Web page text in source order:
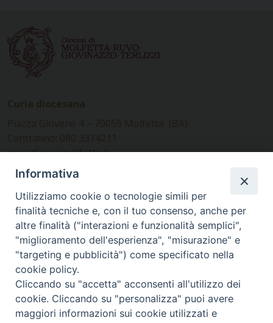
www.diocesimolfetta.it –
diocesimolfetta@pec.chiesacattolica.it
Ufficio Comunicazioni sociali
Piazza Giovene 4 – 70056 Molfetta (BA)
comunicazionisociali@diocesimolfetta.it
SEGUICI SU
Facebook
Instagram
X YouTube
Feed
Informativa
Utilizziamo cookie o tecnologie simili per
finalità tecniche e, con il tuo consenso, anche per
altre finalità ("interazioni e funzionalità semplici",
"miglioramento dell'esperienza", "misurazione" e
"targeting e pubblicità") come specificato nella
cookie policy.
Cliccando su "accetta" acconsenti all'utilizzo dei
cookie. Cliccando su "personalizza" puoi avere
maggiori informazioni sui cookie utilizzati e